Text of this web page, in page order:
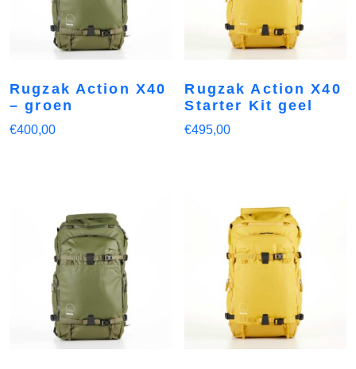
Rugzak Action X40
– groen
€400,00
Rugzak Action X40
Starter Kit geel
€495,00